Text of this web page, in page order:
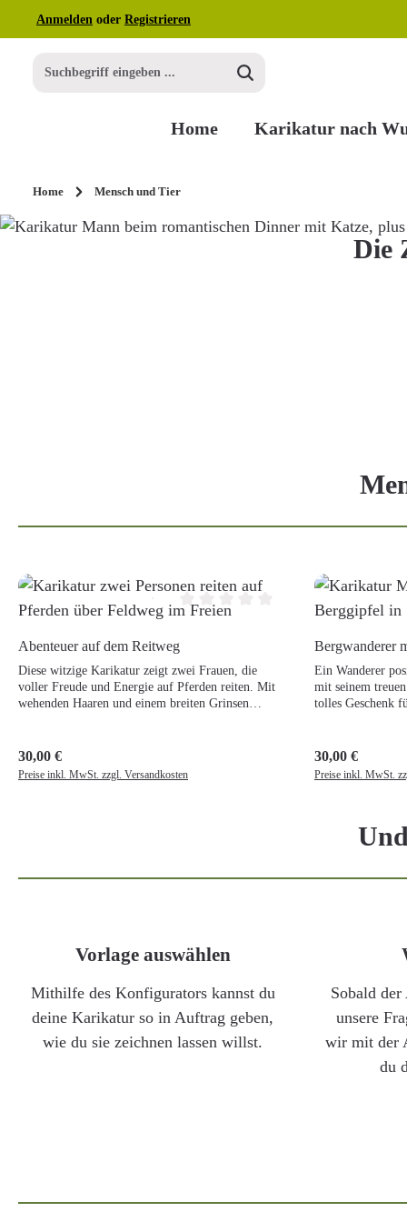
Hauptinhalt springen
Zur Suche springen
Zur Hauptnavigation springen
Anmelden oder Registrieren
Home Karikatur nach
Home Mensch und Tier
Die
Produktgalerie überspringen
Durchschnittliche Bewertung von
Abenteuer auf dem Reitweg
Diese witzige Karikatur zeigt zwei Frauen, die
voller Freude und Energie auf Pferden reiten. Mit
wehenden Haaren und einem breiten Grinsen
Pferde lieben und gerne eine lustige Karikatur als
Geschenk oder Erinnerung hätten. Ein tolles
Geschenk für Pferdeliebhaber!
Regulärer Preis:
30,00 €
Preise inkl. MwSt. zzgl. Versandkosten
Bergwanderer
Ein Wanderer
mit seinem
tolles Geschenk
Regulärer Preis:
30,00 €
Preise inkl. MwSt.
Vorlage auswählen
Mithilfe des Konfigurators kannst du
deine Karikatur so in Auftrag geben,
wie du sie zeichnen lassen willst.
Sobald
unsere
wir mit der
du